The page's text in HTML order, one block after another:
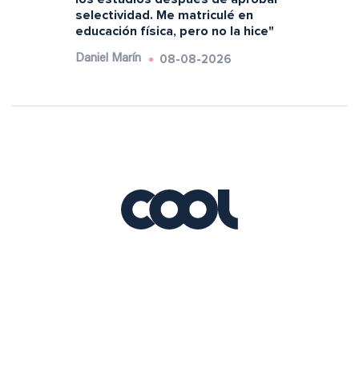
selectividad. Me matriculé en
educación física, pero no la hice"
Daniel Marín 08-08-2026